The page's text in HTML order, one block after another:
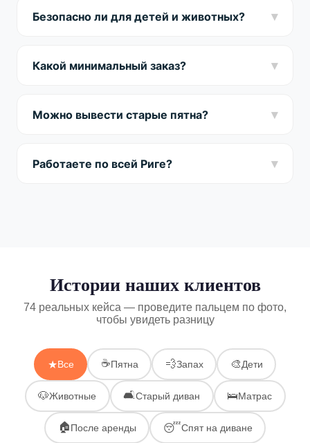
3-6 часов.
Безопасно ли для детей и животных? ▾
семьи и питомцев.
Какой минимальный заказ? ▾
бесплатный по всей Риге.
Можно вывести старые пятна? ▾
реалистично полное удаление.
Работаете по всей Риге? ▾
Истории наших клиентов
74 реальных кейса — проведите пальцем по фото,
чтобы увидеть разницу
★Все ☕Пятна 💨Запах 🎨Дети
🐶Животные 🛋Старый диван 🛌Матрас
🏠После аренды 😴Спят на диване